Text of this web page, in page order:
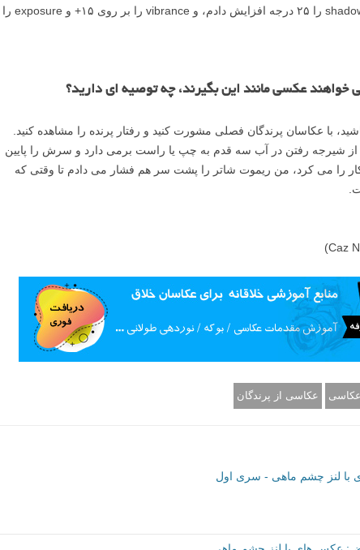
همچنین، در فتوشاپ اسلایدر shadows را ۲۵ درجه افزایش دادم، و vibrance را بر روی ۱۵+ و exposure را
خواهند عکسی مانند این بگیرند، چه توصیه ای دارید؟
با عکاسان پرندگان فصلی مشورت کنید و رفتار پرنده را مشاهده کنید.
از شیرجه رفتن در آب سه قدم به چپ یا راست برمی دارد و سرش را پایین
را می کرد، من ریموت شاتر را پشت سر هم فشار می دادم تا وقتی که
عکاسی از پرندگان
لنز چشم ماهی - سری اول